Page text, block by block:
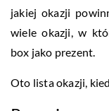
jakiej okazji
wiele okazji, w
box jako prezent.
Oto lista okazji,